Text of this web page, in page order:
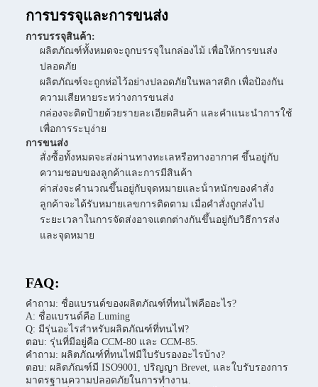
การบรรจุและการขนส่ง
การบรรจุสินค้า:
ผลิตภัณฑ์ทั้งหมดจะถูกบรรจุในกล่องไม้ เพื่อให้การขนส่ง
ปลอดภัย
ผลิตภัณฑ์จะถูกห่อไว้อย่างปลอดภัยในพลาสติก เพื่อป้องกัน
ความเสียหายระหว่างการขนส่ง
กล่องจะติดป้ายด้วยรายละเอียดสินค้า และคําแนะนําการใช้
เพื่อการระบุง่าย
การขนส่ง
สั่งซื้อทั้งหมดจะส่งผ่านทางทะเลหรือทางอากาศ ขึ้นอยู่กับ
ความชอบของลูกค้าและการมีสินค้า
ค่าส่งจะคํานวณขึ้นอยู่กับจุดหมายและน้ําหนักของคําสั่ง
ลูกค้าจะได้รับหมายเลขการติดตาม เมื่อคําสั่งถูกส่งไป
ระยะเวลาในการจัดส่งอาจแตกต่างกันขึ้นอยู่กับวิธีการส่ง
และจุดหมาย
FAQ:
คําถาม: ชื่อแบรนด์ของผลิตภัณฑ์ที่ทนไฟคืออะไร?
A: ชื่อแบรนด์คือ Luming
Q: มีรุ่นอะไรสําหรับผลิตภัณฑ์ที่ทนไฟ?
ตอบ: รุ่นที่มีอยู่คือ CCM-80 และ CCM-85.
คําถาม: ผลิตภัณฑ์ที่ทนไฟมีใบรับรองอะไรบ้าง?
ตอบ: ผลิตภัณฑ์มี ISO9001, ปริญญา Brevet, และใบรับรองการ
มาตรฐานความปลอดภัยในการทํางาน.